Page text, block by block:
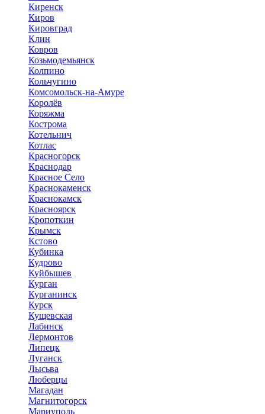
Киренск
Киров
Кировград
Клин
Ковров
Козьмодемьянск
Колпино
Кольчугино
Комсомольск-на-Амуре
Королёв
Коряжма
Кострома
Котельнич
Котлас
Красногорск
Краснодар
Красное Село
Краснокаменск
Краснокамск
Красноярск
Кропоткин
Крымск
Кстово
Кубинка
Кудрово
Куйбышев
Курган
Курганинск
Курск
Кущевская
Лабинск
Лермонтов
Липецк
Луганск
Лысьва
Люберцы
Магадан
Магнитогорск
Мариуполь